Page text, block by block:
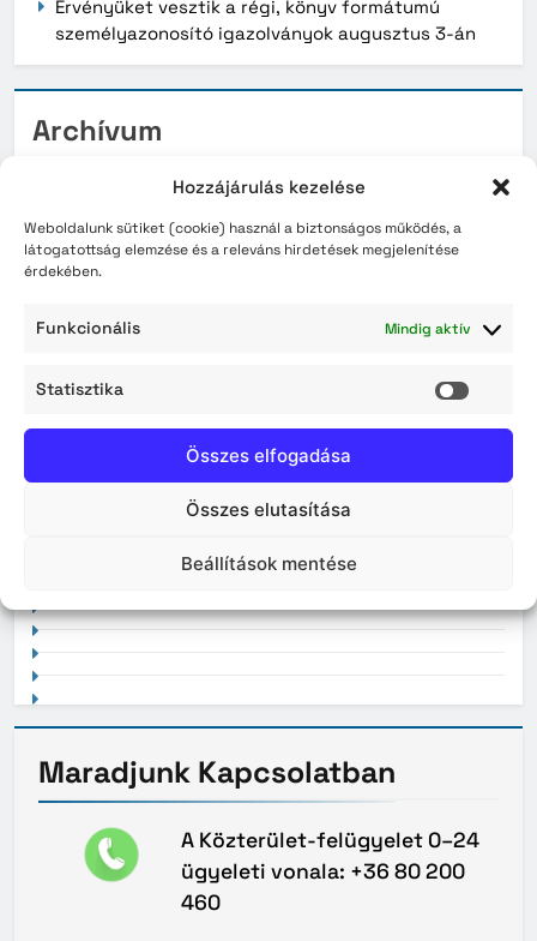
Hozzájárulás kezelése
Weboldalunk sütiket (cookie) használ a biztonságos működés, a
látogatottság elemzése és a releváns hirdetések megjelenítése
érdekében.
Funkcionális Mindig aktív
Statisztika
Összes elfogadása
Összes elutasítása
Beállítások mentése
Érvényüket vesztik a régi, könyv formátumú
személyazonosító igazolványok augusztus 3-án
Archívum
2026. augusztus
2026. július
2026. június
2026. május
Maradjunk Kapcsolatban
A Közterület-felügyelet 0–24
ügyeleti vonala: +36 80 200
460